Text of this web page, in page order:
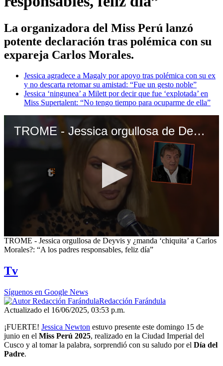
La organizadora del Miss Perú lanzó
potente declaración tras polémica con su
expareja Carlos Morales.
Jessica agradece a Magaly por apoyo tras polémica con su ex
y no descarta retomar su amistad: “Fue un gesto noble”
Jessica ‘ningunea’ a Milett por decir que fue ‘explotada’ en
Miss Supertalent: “No tengo tiempo para ocuparme de ella”
TROME - Jessica orgullosa de Deyvis y ¿manda ‘chiquita’ a Carlos Morales?: “A los padres responsables, feliz día”
0
seconds
minutes,
20
seconds
TROME - Jessica orgullosa de Deyvis y ¿manda ‘chiquita’ a Carlos
Morales?: “A los padres responsables, feliz día”
Tv
Síguenos en Google News
Redacción Farándula
Actualizado el 16/06/2025, 03:53 p.m.
¡FUERTE! Jessica Newton estuvo presente este domingo 15 de
junio en el Miss Perú 2025, realizado en la Ciudad Imperial del
Cusco y al tomar la palabra, sorprendió con su saludo por el Día del
Padre.